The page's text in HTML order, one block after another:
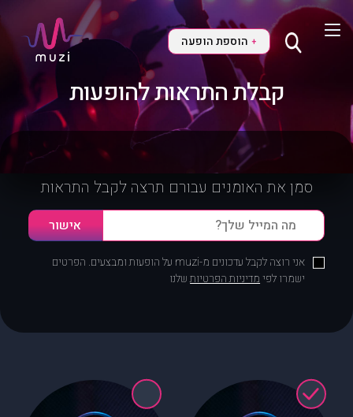
+ הוספת הופעה
קבלת התראות להופעות
סמן את האומנים עבורם תרצה לקבל התראות
אני רוצה לקבל עדכונים מ-muzi על הופעות ומבצעים. הפרטים
ישמרו לפימדיניות הפרטיותשלנו